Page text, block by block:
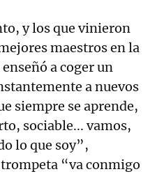
y los que vinieron
maestros en la
a coger un
a nuevos
siempre se aprende,
sociable... vamos,
lo que soy”,
“va conmigo